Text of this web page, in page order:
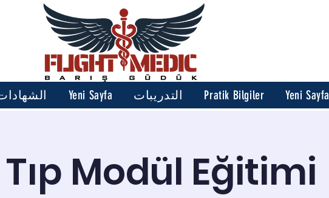
Yeni Sayfa التدريبات Pratik Bilgiler Yeni Sayfa
Modül Eğitimi